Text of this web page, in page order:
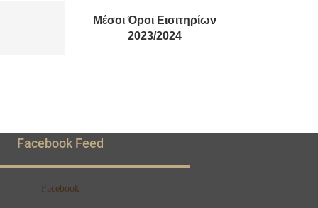
Μέσοι Όροι Εισιτηρίων
2023/2024
Facebook Feed
Facebook